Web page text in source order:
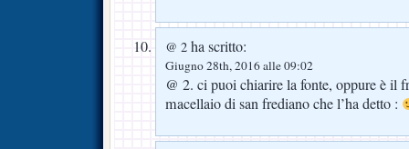
@ 2 ha scritto:
Giugno 28th, 2016 alle 09:02
@ 2. ci puoi chiarire la fonte, oppure è il
macellaio di san frediano che l’ha detto :